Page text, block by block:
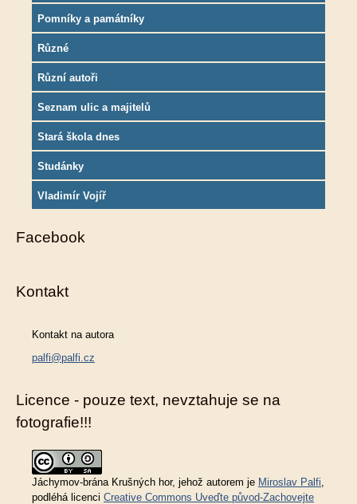
Pomníky a památníky
Různé
Různí autoři
Seznam ulic a majitelů
Stará škola dnes
Studánky
Vladimír Vojíř
Facebook
Kontakt
Kontakt na autora
palfi@palfi.cz
Licence - pouze text, nevztahuje se na
fotografie!!!
Jáchymov-brána Krušných hor, jehož autorem je Miroslav Palfi
podléhá licenci Creative Commons Uveďte původ-Zachovejte